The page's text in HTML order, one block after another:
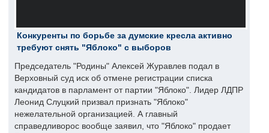
Конкуренты по борьбе за думские кресла активно
требуют снять "Яблоко" с выборов
Председатель "Родины" Алексей Журавлев подал в
Верховный суд иск об отмене регистрации списка
кандидатов в парламент от партии "Яблоко". Лидер ЛДПР
Леонид Слуцкий призвал признать "Яблоко"
нежелательной организацией. А главный
справедливорос вообще заявил, что "Яблоко" продает